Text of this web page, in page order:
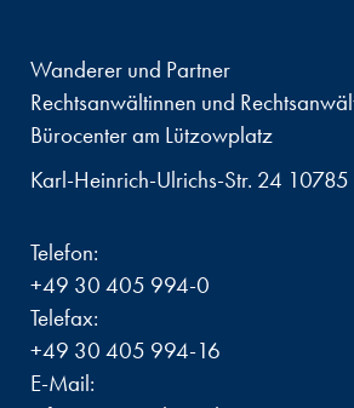
Wanderer und Partner
Rechtsanwältinnen und
Bürocenter am Lützowplatz
Karl-Heinrich-Ulrichs-Str. 24 10785
Telefon:
+49 30 405 994-0
Telefax:
+49 30 405 994-16
E-Mail: